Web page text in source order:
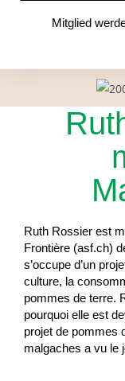
Mitglied
Ruth Rossier est
Frontière (asf.ch)
s’occupe d’un
culture, la
pommes de terre.
pourquoi elle est
projet de pommes
malgaches a vu le